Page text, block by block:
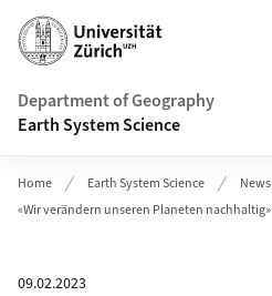
Header
Department of Geography
Earth System Science
Home Earth System Science
News
«Wir verändern unseren Planeten nachhaltig»
09.02.2023